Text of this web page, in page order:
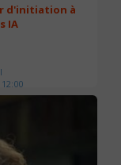
d'initiation à
IA